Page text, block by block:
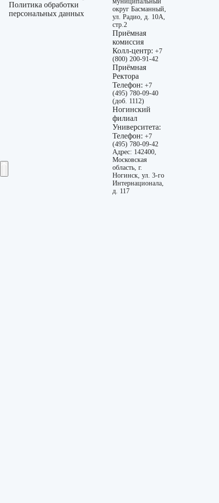
Политика обработки
персональных данных
округ Басманный,
ул. Радио, д. 10А,
стр.2
Приёмная
комиссия
Колл-центр: +7
(800) 200-91-42
Приёмная
Ректора
Телефон: +7
(495) 780-09-40
(доб. 1112)
Ногинский
филиал
Университета:
Телефон: +7
(495) 780-09-42
Адрес: 142400,
Московская
область, г.
Ногинск, ул. 3-го
Интернационала,
д. 117